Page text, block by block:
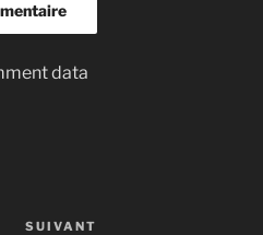
data
SUIVANT